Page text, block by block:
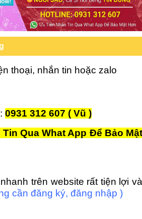
thoại, nhắn tin hoặc zalo
0931 312 607 ( Vũ )
Qua What App Để Bảo Mật
trên website rất tiện lợi và
cần đăng ký, đăng nhập )